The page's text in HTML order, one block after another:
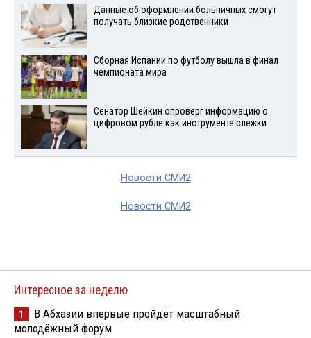
Данные об оформлении больничных смогут
получать близкие родственники
Сборная Испании по футболу вышла в финал
чемпионата мира
Сенатор Шейкин опроверг информацию о
цифровом рубле как инструменте слежки
Новости СМИ2
Новости СМИ2
Интересное за неделю
1
В Абхазии впервые пройдёт масштабный
молодёжный форум